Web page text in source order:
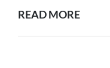
READ MORE